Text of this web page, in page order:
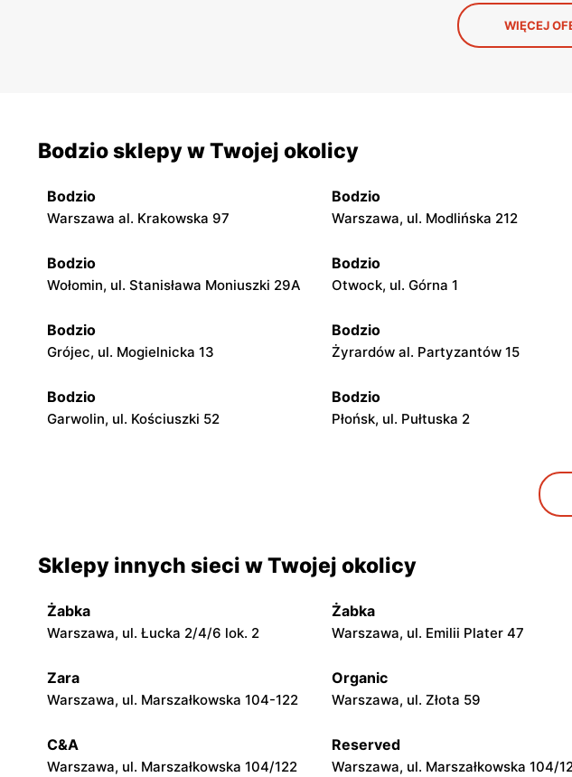
WIĘCEJ
Bodzio sklepy w Twojej okolicy
Bodzio
Warszawa al. Krakowska 97
Bodzio
Warszawa, ul. Modlińska 212
Bodzio
Wołomin, ul. Stanisława Moniuszki 29A
Bodzio
Otwock, ul. Górna 1
Bodzio
Grójec, ul. Mogielnicka 13
Bodzio
Żyrardów al. Partyzantów 15
Bodzio
Garwolin, ul. Kościuszki 52
Bodzio
Płońsk, ul. Pułtuska 2
Ostrów Mazowiecka, ul. Targowa 4 Przasnysz, ul. Rynek 23
Bodzio
Płock al. Jana Kilińskiego 6
Bodzio
Łuków, ul. Międzyrzecka 72
Bodzio Bodzio
Sklepy innych sieci w Twojej okolicy
Żabka
Warszawa, ul. Łucka 2/4/6 lok. 2
Żabka
Warszawa, ul. Emilii Plater 47
Zara
Warszawa, ul. Marszałkowska 104-122
Organic
Warszawa, ul. Złota 59
C&A
Warszawa, ul. Marszałkowska 104/122
Reserved
Warszawa, ul. Marszałkowska 104/